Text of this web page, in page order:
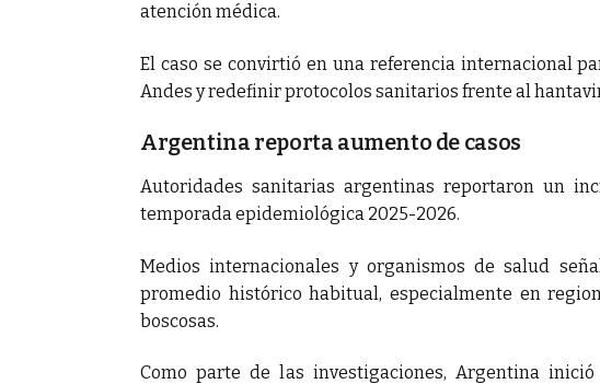
atención médica.
El caso se convirtió en una referencia internacional
Andes y redefinir protocolos sanitarios frente al
Argentina reporta aumento de casos
Autoridades sanitarias argentinas reportaron un
temporada epidemiológica 2025-2026.
Medios internacionales y organismos de salud
promedio histórico habitual, especialmente en
boscosas.
Como parte de las investigaciones, Argentina